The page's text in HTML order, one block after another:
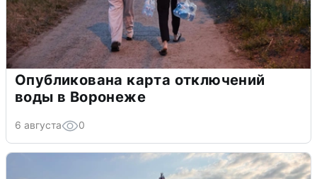
Опубликована карта отключений
воды в Воронеже
6 августа 0